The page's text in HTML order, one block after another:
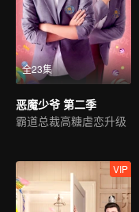
全23集
恶魔少爷 第二季
霸道总裁高糖虐恋升级
VIP